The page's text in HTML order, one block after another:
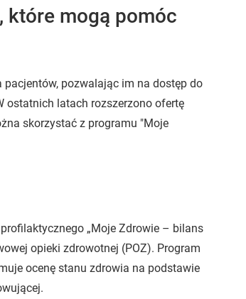
które mogą pomóc
pozwalając im na dostęp do
ostatnich latach rozszerzono ofertę
skorzystać z programu "Moje
„Moje Zdrowie – bilans
opieki zdrowotnej (POZ). Program
ocenę stanu zdrowia na podstawie